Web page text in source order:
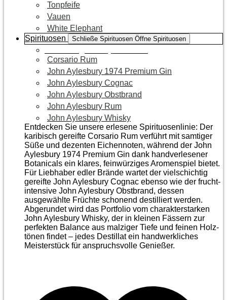
Tonpfeife
Vauen
White Elephant
Spirituosen
Schließe Spirituosen Öffne Spirituosen
Corsario Rum
John Aylesbury 1974 Premium Gin
John Aylesbury Cognac
John Aylesbury Obstbrand
John Aylesbury Rum
John Aylesbury Whisky
Entdecken Sie unsere erlesene Spirituosenlinie: Der
karibisch gereifte Corsario Rum verführt mit samtiger
Süße und dezenten Eichen­noten, während der John
Aylesbury 1974 Premium Gin dank handverlesener
Botanicals ein klares, feinwürziges Aromenspiel bietet.
Für Liebhaber edler Brände wartet der vielschichtig
gereifte John Aylesbury Cognac ebenso wie der frucht­
intensive John Aylesbury Obstbrand, dessen
ausgewählte Früchte schonend destilliert werden.
Abgerundet wird das Portfolio vom charakterstarken
John Aylesbury Whisky, der in kleinen Fässern zur
perfekten Balance aus malziger Tiefe und feinen Holz­
tönen findet – jedes Destillat ein handwerkliches
Meister­stück für anspruchsvolle Genießer.